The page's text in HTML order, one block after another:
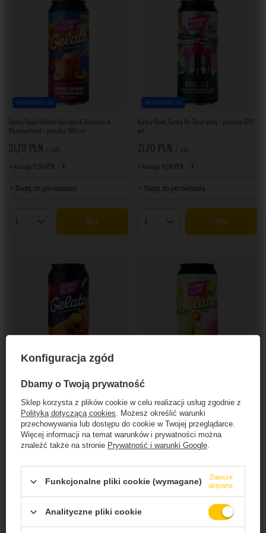
NASZ BESTSELLER
Funky Fluid: Gelato Curuba & Banana &
Passionfruit - puszka 500 ml
21,70 PLN szt.
+ kaucja 0,50 PLN
+ Dodaj do porównania
Ilość produktów
NASZ BESTSELLER
Funky Fluid: Funky On Tour Islay - puszka 500
ml
21,70 PLN szt.
+ kaucja 0,50 PLN
+ Dodaj do porównania
Ilość produktów
NASZ BESTSELLER
Funky Fluid: Gelato Guilty Pleasure - puszka
21,70 PLN / szt.
+ kaucja 0,50 PLN
Funky Fluid: Gelato Summer Scoop - puszka
21,70 PLN / szt.
+ kaucja 0,50 PLN
+ Dodaj do porównania
Strona zawiera produkty alkoholowe
dostarczane przez BZ Investment Sp. z o.o. i
przeznaczone
Konfiguracja zgód
Dbamy o Twoją prywatność
Sklep korzysta z plików cookie w celu realizacji usług zgodnie z
Polityką dotyczącą cookies. Możesz określić warunki
przechowywania lub dostępu do cookie w Twojej przeglądarce.
Więcej informacji na temat warunków i prywatności można
znaleźć także na stronie Prywatność i warunki Google.
Funkcjonalne pliki cookie (wymagane)
Zawsze
aktywne
Analityczne pliki cookie